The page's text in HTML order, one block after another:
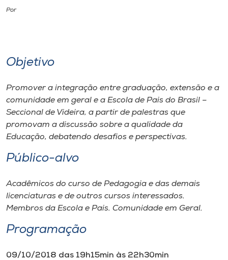
Rádio
Museu
Store
Selecione
o idioma
Por
Objetivo
Promover a integração entre graduação, extensão e a
comunidade em geral e a Escola de Pais do Brasil –
Seccional de Videira, a partir de palestras que
promovam a discussão sobre a qualidade da
Educação, debatendo desafios e perspectivas.
Público-alvo
Acadêmicos do curso de Pedagogia e das demais
licenciaturas e de outros cursos interessados.
Membros da Escola e Pais. Comunidade em Geral.
Programação
09/10/2018 das 19h15min às 22h30min